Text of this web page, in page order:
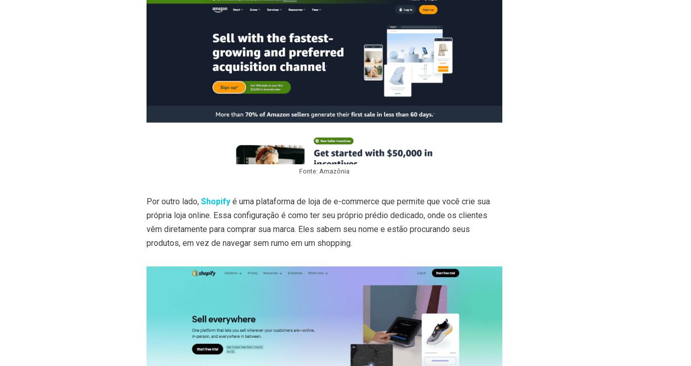
Fonte: Amazônia
Por outro lado, Shopifyé uma plataforma de loja de e-commerce que permite que você crie sua
própria loja online. Essa configuração é como ter seu próprio prédio dedicado, onde os clientes
vêm diretamente para comprar sua marca. Eles sabem seu nome e estão procurando seus
produtos, em vez de navegar sem rumo em um shopping.